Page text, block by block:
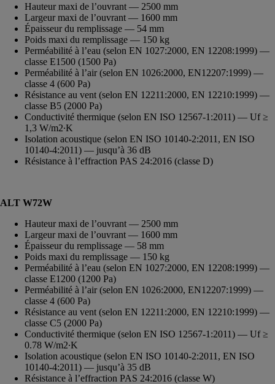
Hauteur maxi de l’ouvrant — 2500 mm
Largeur maxi de l’ouvrant — 1600 mm
Épaisseur du remplissage — 54 mm
Poids maxi du remplissage — 150 kg
Perméabilité à l’eau (selon EN 1027:2000, EN 12208:1999) —
classe E1500 (1500 Pa)
Perméabilité à l’air (selon EN 1026:2000, EN12207:1999) —
classe 4 (600 Pa)
Résistance au vent (selon EN 12211:2000, EN 12210:1999) —
classe B5 (2000 Pa)
Conductivité thermique (selon EN ISO 12567-1:2011) — Uf ≥
1,3 W/m2∙K
Isolation acoustique (selon EN ISO 10140-2:2011, EN ISO
10140-4:2011) — jusqu’à 36 dB
Résistance à l’effraction PAS 24:2016 (classe D)
ALT W72W
Hauteur maxi de l’ouvrant — 2500 mm
Largeur maxi de l’ouvrant — 1600 mm
Épaisseur du remplissage — 58 mm
Poids maxi du remplissage — 150 kg
Perméabilité à l’eau (selon EN 1027:2000, EN 12208:1999) —
classe E1200 (1200 Pa)
Perméabilité à l’air (selon EN 1026:2000, EN12207:1999) —
classe 4 (600 Pa)
Résistance au vent (selon EN 12211:2000, EN 12210:1999) —
classe C5 (2000 Pa)
Conductivité thermique (selon EN ISO 12567-1:2011) — Uf ≥
0.78 W/m2∙K
Isolation acoustique (selon EN ISO 10140-2:2011, EN ISO
10140-4:2011) — jusqu’à 35 dB
Résistance à l’effraction PAS 24:2016 (classe W)